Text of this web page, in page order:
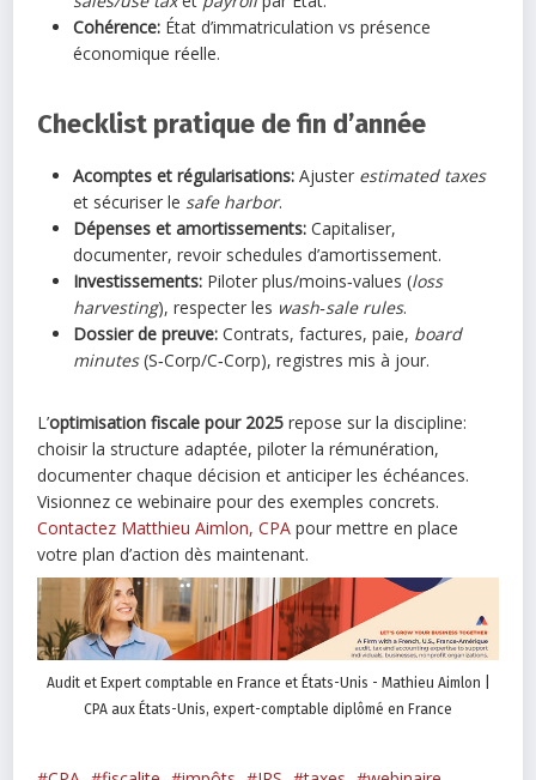
Cohérence: État d’immatriculation vs présence
économique réelle.
Checklist pratique de fin d’année
Acomptes et régularisations: Ajuster estimated taxes
et sécuriser le safe harbor.
Dépenses et amortissements: Capitaliser,
documenter, revoir schedules d’amortissement.
Investissements: Piloter plus/moins‑values (loss
harvesting), respecter les wash‑sale rules.
Dossier de preuve: Contrats, factures, paie, board
minutes(S‑Corp/C‑Corp), registres mis à jour.
L’optimisation fiscale pour 2025 repose sur la discipline:
choisir la structure adaptée, piloter la rémunération,
documenter chaque décision et anticiper les échéances.
Visionnez ce webinaire pour des exemples concrets.
Contactez Matthieu Aimlon, CPA pour mettre en place
votre plan d’action dès maintenant.
Audit et Expert comptable en France et États-Unis - Mathieu Aimlon |
CPA aux États-Unis, expert-comptable diplômé en France